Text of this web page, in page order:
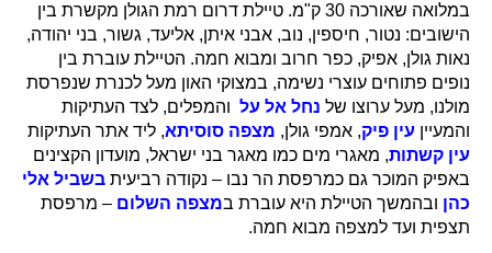
במלואה שאורכה 30 ק"מ. טיילת דרום רמת הגולן מקשרת בין
הישובים: נטור, חיספין, נוב, אבני איתן, אליעד, גשור, בני יהודה,
נאות גולן, אפיק, כפר חרוב ומבוא חמה. הטיילת עוברת בין
נופים פתוחים עוצרי נשימה, במצוקי האון מעל לכנרת שנפרסת
מולנו, מעל ערוצו של נחל אל על והמפלים, לצד העתיקות
והמעיין עין פיק, אמפי גולן, מצפה סוסיתא, ליד אתר העתיקות
עין קשתות, מאגרי מים כמו מאגר בני ישראל, מועדון הקצינים
באפיק המוכר גם כמרפסת הר נבו – נקודה רביעית בשביל אלי
כהן ובהמשך הטיילת היא עוברת במצפה השלום – מרפסת
תצפית ועד למצפה מבוא חמה.